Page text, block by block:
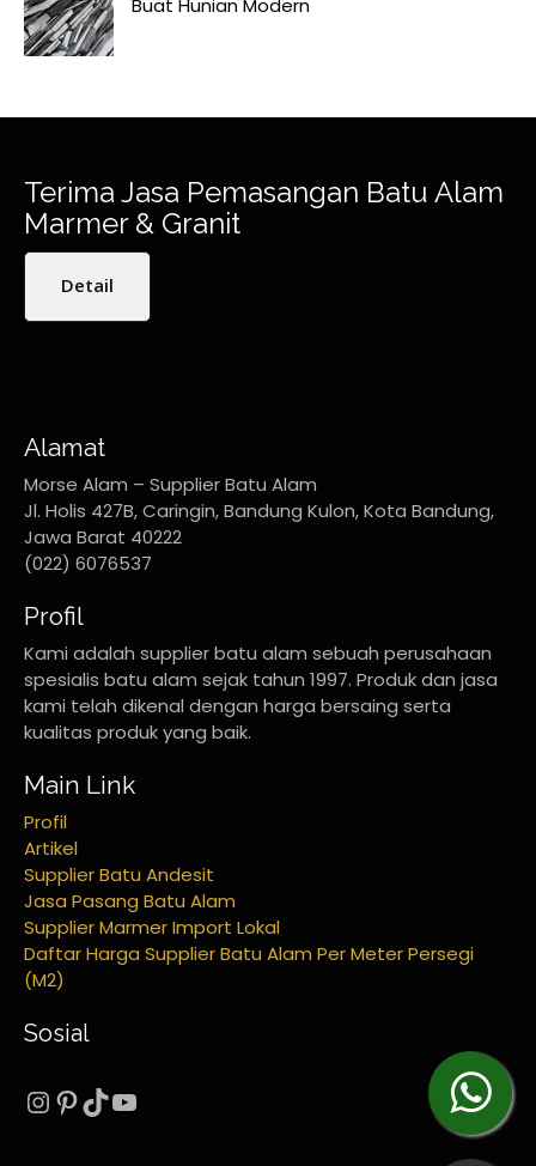
Buat Hunian Modern
Terima Jasa Pemasangan Batu Alam
Marmer & Granit
Detail
Alamat
Morse Alam – Supplier Batu Alam
Jl. Holis 427B, Caringin, Bandung Kulon, Kota Bandung,
Jawa Barat 40222
(022) 6076537
Profil
Kami adalah supplier batu alam sebuah perusahaan
spesialis batu alam sejak tahun 1997. Produk dan jasa
kami telah dikenal dengan harga bersaing serta
kualitas produk yang baik.
Main Link
Profil
Artikel
Supplier Batu Andesit
Jasa Pasang Batu Alam
Supplier Marmer Import Lokal
Daftar Harga Supplier Batu Alam Per Meter Persegi
(M2)
Sosial
Instagram
Pinterest
TikTok
YouTube